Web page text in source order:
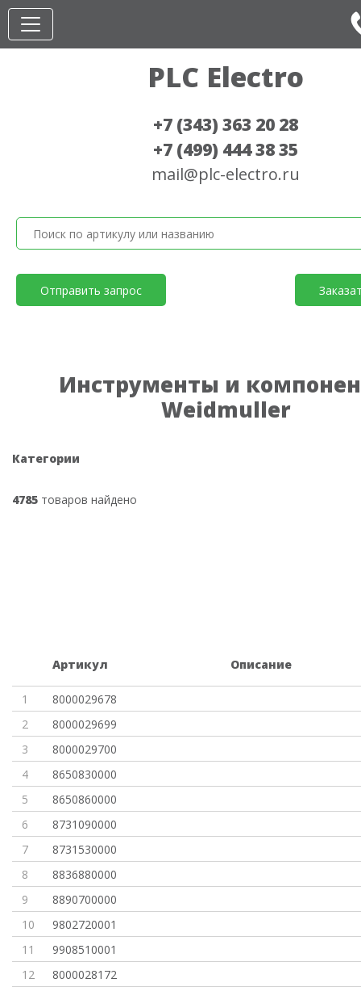
PLC Electro
+7 (343) 363 20 28
+7 (499) 444 38 35
mail@plc-electro.ru
Отправить запрос
Инструменты и
Weidmuller
Категории
4785 товаров найдено
Артикул Описание
1
8000029678
2
8000029699
3
8000029700
4
8650830000
5
8650860000
6
8731090000
7
8731530000
8
8836880000
9
8890700000
10
9802720001
11
9908510001
12
8000028172